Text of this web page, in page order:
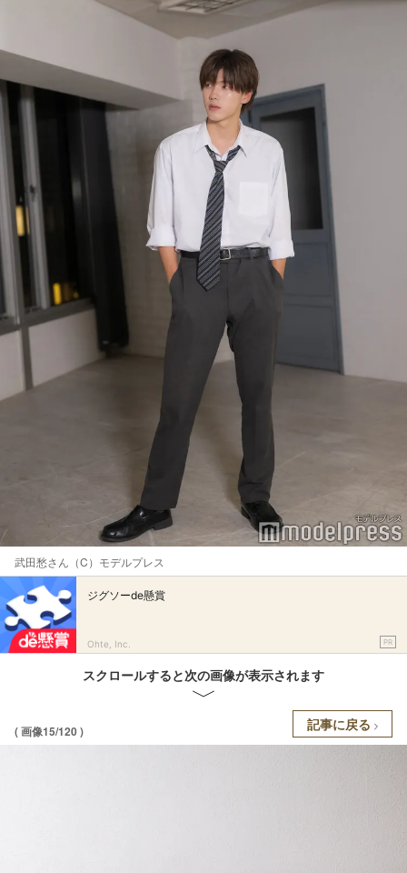
武田愁さん（C）モデルプレス
ジグソーde懸賞
Ohte, Inc. PR
スクロールすると次の画像が表示されます
( 画像15/120 ) 記事に戻る